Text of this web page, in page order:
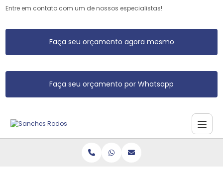
Entre em contato com um de nossos especialistas!
Faça seu orçamento agora mesmo
Faça seu orçamento por Whatsapp